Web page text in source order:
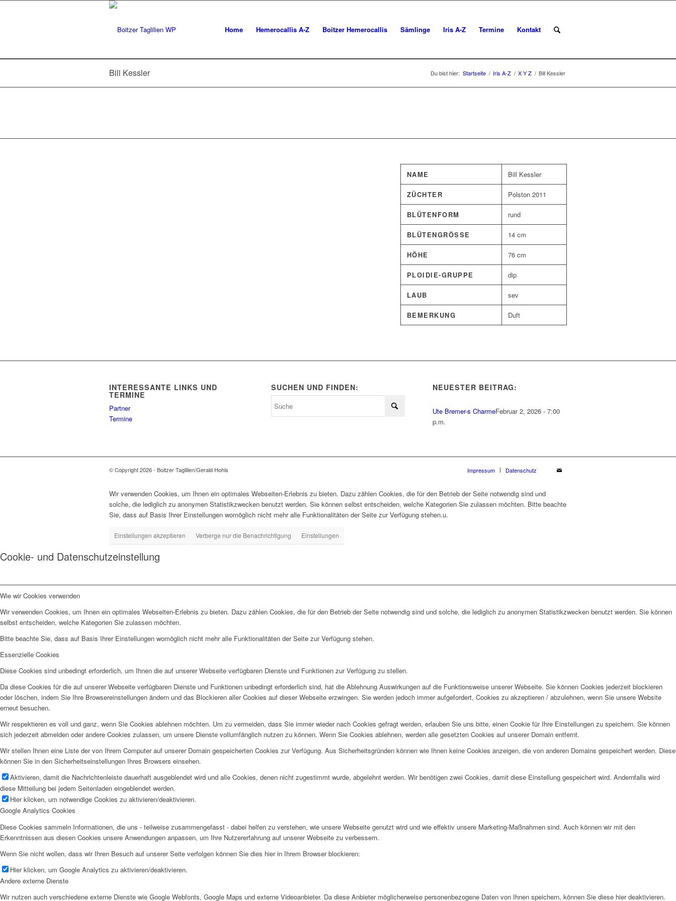
Home Hemerocallis A-Z Boitzer Hemerocallis Sämlinge Iris A-Z Termine Kontakt
Bill Kessler Du bist hier: Startseite / Iris A-Z / X Y Z / Bill Kessler
NAME Bill Kessler
ZÜCHTER Polston 2011
BLÜTENFORM rund
BLÜTENGRÖSSE 14 cm
HÖHE 76 cm
PLOIDIE-GRUPPE dip
LAUB sev
BEMERKUNG Duft
INTERESSANTE LINKS UND
TERMINE
Partner
Termine
SUCHEN UND FINDEN: NEUESTER BEITRAG:
Ute Bremer-s CharmeFebruar 2, 2026 - 7:00
p.m.
© Copyright 2026 - Boitzer Taglilien/Gerald Hohls Impressum Datenschutz
Wir verwenden Cookies, um Ihnen ein optimales Webseiten-Erlebnis zu bieten. Dazu zählen Cookies, die für den Betrieb der Seite notwendig sind und
solche, die lediglich zu anonymen Statistikzwecken benutzt werden. Sie können selbst entscheiden, welche Kategorien Sie zulassen möchten. Bitte beachte
Sie, dass auf Basis Ihrer Einstellungen womöglich nicht mehr alle Funktionalitäten der Seite zur Verfügung stehen.u.
Einstellungen akzeptieren Verberge nur die Benachrichtigung Einstellungen
Cookie- und Datenschutzeinstellung
Wie wir Cookies verwenden
Wir verwenden Cookies, um Ihnen ein optimales Webseiten-Erlebnis zu bieten. Dazu zählen Cookies, die für den Betrieb der Seite notwendig sind und solche, die lediglich zu anonymen Statistikzwecken benutzt werden. Sie können
selbst entscheiden, welche Kategorien Sie zulassen möchten.
Bitte beachte Sie, dass auf Basis Ihrer Einstellungen womöglich nicht mehr alle Funktionalitäten der Seite zur Verfügung stehen.
Essenzielle Cookies
Diese Cookies sind unbedingt erforderlich, um Ihnen die auf unserer Webseite verfügbaren Dienste und Funktionen zur Verfügung zu stellen.
Da diese Cookies für die auf unserer Webseite verfügbaren Dienste und Funktionen unbedingt erforderlich sind, hat die Ablehnung Auswirkungen auf die Funktionsweise unserer Webseite. Sie können Cookies jederzeit blockieren
oder löschen, indem Sie Ihre Browsereinstellungen ändern und das Blockieren aller Cookies auf dieser Webseite erzwingen. Sie werden jedoch immer aufgefordert, Cookies zu akzeptieren / abzulehnen, wenn Sie unsere Website
erneut besuchen.
Wir respektieren es voll und ganz, wenn Sie Cookies ablehnen möchten. Um zu vermeiden, dass Sie immer wieder nach Cookies gefragt werden, erlauben Sie uns bitte, einen Cookie für Ihre Einstellungen zu speichern. Sie können
sich jederzeit abmelden oder andere Cookies zulassen, um unsere Dienste vollumfänglich nutzen zu können. Wenn Sie Cookies ablehnen, werden alle gesetzten Cookies auf unserer Domain entfernt.
Wir stellen Ihnen eine Liste der von Ihrem Computer auf unserer Domain gespeicherten Cookies zur Verfügung. Aus Sicherheitsgründen können wie Ihnen keine Cookies anzeigen, die von anderen Domains gespeichert werden. Diese
können Sie in den Sicherheitseinstellungen Ihres Browsers einsehen.
Aktivieren, damit die Nachrichtenleiste dauerhaft ausgeblendet wird und alle Cookies, denen nicht zugestimmt wurde, abgelehnt werden. Wir benötigen zwei Cookies, damit diese Einstellung gespeichert wird. Andernfalls wird
diese Mitteilung bei jedem Seitenladen eingeblendet werden.
Hier klicken, um notwendige Cookies zu aktivieren/deaktivieren.
Google Analytics Cookies
Diese Cookies sammeln Informationen, die uns - teilweise zusammengefasst - dabei helfen zu verstehen, wie unsere Webseite genutzt wird und wie effektiv unsere Marketing-Maßnahmen sind. Auch können wir mit den
Erkenntnissen aus diesen Cookies unsere Anwendungen anpassen, um Ihre Nutzererfahrung auf unserer Webseite zu verbessern.
Wenn Sie nicht wollen, dass wir Ihren Besuch auf unserer Seite verfolgen können Sie dies hier in Ihrem Browser blockieren:
Hier klicken, um Google Analytics zu aktivieren/deaktivieren.
Andere externe Dienste
Wir nutzen auch verschiedene externe Dienste wie Google Webfonts, Google Maps und externe Videoanbieter. Da diese Anbieter möglicherweise personenbezogene Daten von Ihnen speichern, können Sie diese hier deaktivieren.